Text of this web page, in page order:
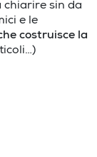
sin da
e le
costruisce la